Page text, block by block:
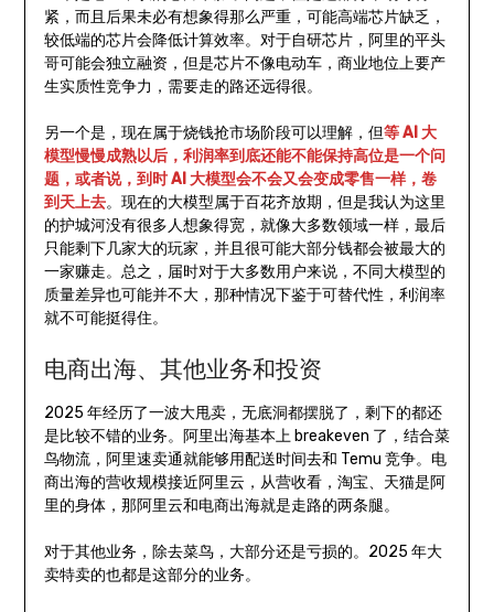
紧，而且后果未必有想象得那么严重，可能高端芯片缺乏，
较低端的芯片会降低计算效率。对于自研芯片，阿里的平头
哥可能会独立融资，但是芯片不像电动车，商业地位上要产
生实质性竞争力，需要走的路还远得很。
另一个是，现在属于烧钱抢市场阶段可以理解，但等 AI 大
模型慢慢成熟以后，利润率到底还能不能保持高位是一个问
题，或者说，到时 AI 大模型会不会又会变成零售一样，卷
到天上去。现在的大模型属于百花齐放期，但是我认为这里
的护城河没有很多人想象得宽，就像大多数领域一样，最后
只能剩下几家大的玩家，并且很可能大部分钱都会被最大的
一家赚走。总之，届时对于大多数用户来说，不同大模型的
质量差异也可能并不大，那种情况下鉴于可替代性，利润率
就不可能挺得住。
电商出海、其他业务和投资
2025 年经历了一波大甩卖，无底洞都摆脱了，剩下的都还
是比较不错的业务。阿里出海基本上 breakeven 了，结合菜
鸟物流，阿里速卖通就能够用配送时间去和 Temu 竞争。电
商出海的营收规模接近阿里云，从营收看，淘宝、天猫是阿
里的身体，那阿里云和电商出海就是走路的两条腿。
对于其他业务，除去菜鸟，大部分还是亏损的。2025 年大
卖特卖的也都是这部分的业务。